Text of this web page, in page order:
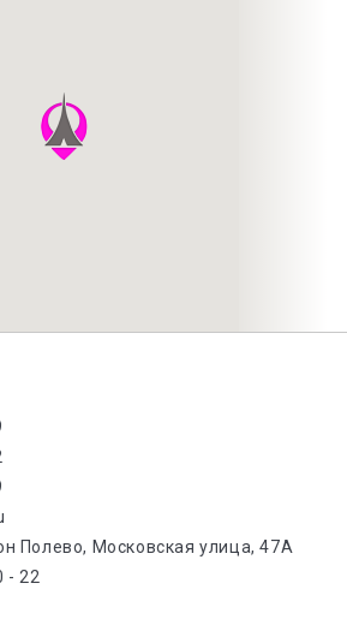
Полево, Московская улица, 47А
- 22